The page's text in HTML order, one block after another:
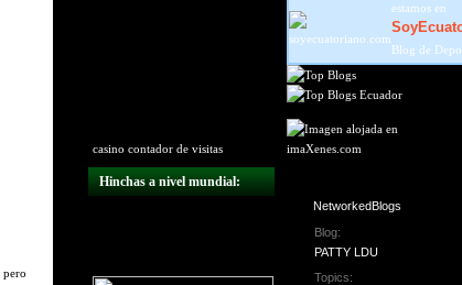
pero
casino contador de visitas
Hinchas a nivel mundial:
estamos en
Blog de
NetworkedBlogs
Blog:
PATTY LDU
Topics: